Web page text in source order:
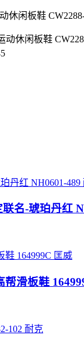
动休闲板鞋
名-琥珀丹红
匡威
帮滑板鞋
耐克